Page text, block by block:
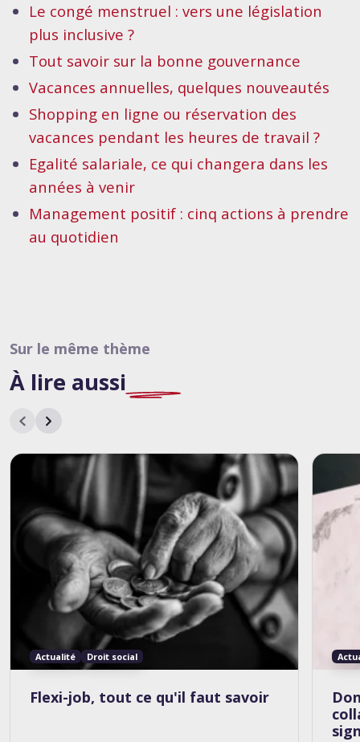
Le congé menstruel : vers une législation
plus inclusive ?
Tout savoir sur la bonne gouvernance
Vacances annuelles, quelques nouveautés
Shopping en ligne ou réservation des
vacances pendant les heures de travail ?
Egalité salariale, ce qui changera dans les
années à venir
Management positif : cinq actions à prendre
au quotidien
Sur le même thème
À lire aussi
Actualité Droit social
Flexi-job, tout ce qu'il faut savoir